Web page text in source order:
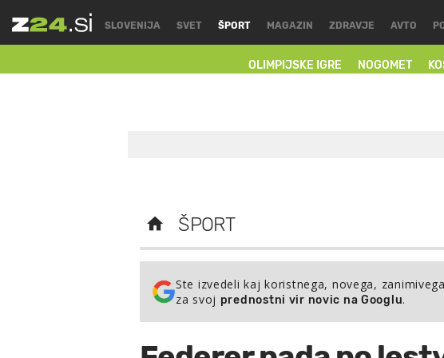
SLOVENIJA SVET ŠPORT
OLIMPIJSKE IGRE NOGOMET
MAGAZIN ZDRAVJE AVTO
ŠPORT
Ste izvedeli kaj koristnega, novega,
za svoj prednostni vir novic na Googlu.